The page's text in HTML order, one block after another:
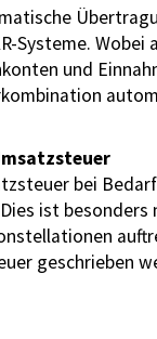
Systeme. Wobei
und
bei
ist besonders
geschrieben